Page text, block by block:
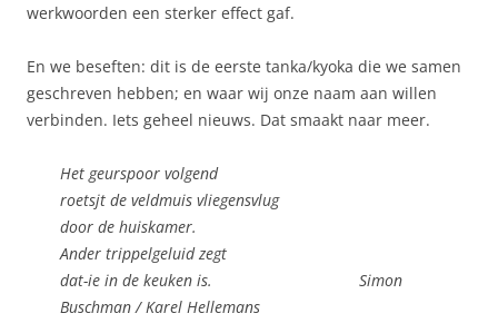
werkwoorden een sterker effect gaf.
En we beseften: dit is de eerste tanka/kyoka die we samen
geschreven hebben; en waar wij onze naam aan willen
verbinden. Iets geheel nieuws. Dat smaakt naar meer.
Het geurspoor volgend
roetsjt de veldmuis vliegensvlug
door de huiskamer.
Ander trippelgeluid zegt
dat-ie in de keuken is. Simon
Buschman / Karel Hellemans